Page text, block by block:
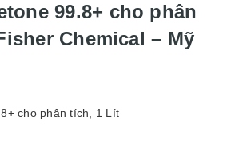
99.8+ cho phân
Chemical – Mỹ
cho phân tích, 1 Lít